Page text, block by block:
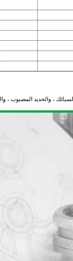
، والحديد المصبوب ،